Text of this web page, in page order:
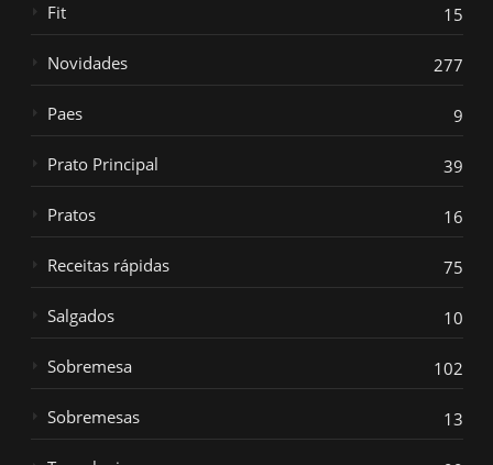
Fit 15
Novidades 277
Paes 9
Prato Principal 39
Pratos 16
Receitas rápidas 75
Salgados 10
Sobremesa 102
Sobremesas 13